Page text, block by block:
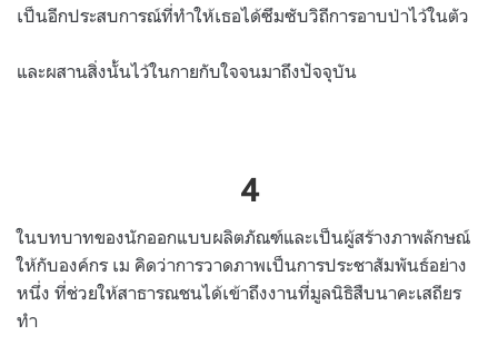
เป็นอีกประสบการณ์ที่ทำให้เธอได้ซึมซับวิถีการอาบป่าไว้ในตัว
และผสานสิ่งนั้นไว้ในกายกับใจจนมาถึงปัจจุบัน
4
ในบทบาทของนักออกแบบผลิตภัณฑ์และเป็นผู้สร้างภาพลักษณ์
ให้กับองค์กร เม คิดว่าการวาดภาพเป็นการประชาสัมพันธ์อย่าง
หนึ่ง ที่ช่วยให้สาธารณชนได้เข้าถึงงานที่มูลนิธิสืบนาคะเสถียร
ทำ